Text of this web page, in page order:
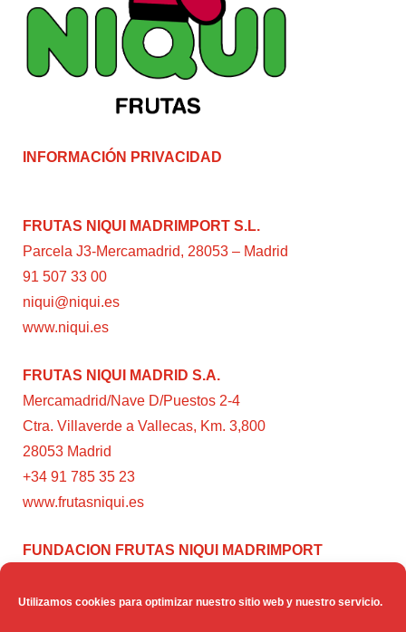
Utilizamos cookies para optimizar nuestro sitio web y nuestro servicio.
INFORMACIÓN PRIVACIDAD
FRUTAS NIQUI MADRIMPORT S.L.
Parcela J3-Mercamadrid, 28053 – Madrid
91 507 33 00
niqui@niqui.es
www.niqui.es
FRUTAS NIQUI MADRID S.A.
Mercamadrid/Nave D/Puestos 2-4
Ctra. Villaverde a Vallecas, Km. 3,800
28053 Madrid
+34 91 785 35 23
www.frutasniqui.es
FUNDACION FRUTAS NIQUI MADRIMPORT
28224 – Pozuelo de Alarcón (Madrid)